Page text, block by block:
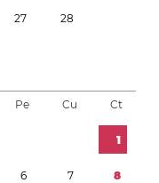
27 28
Pe Cu Ct
1
6 7 8